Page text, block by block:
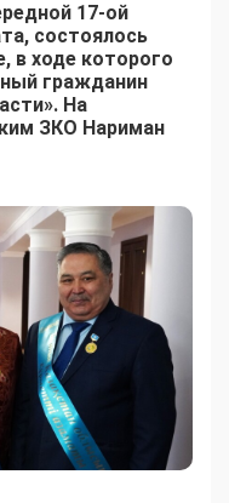
17-ой
состоялось
в ходе которого
гражданин
На
ЗКО Нариман